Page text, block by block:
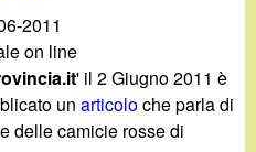
2011
on line
' il 2 Giugno 2011 è
unarticoloche parla di
delle camicie rosse di